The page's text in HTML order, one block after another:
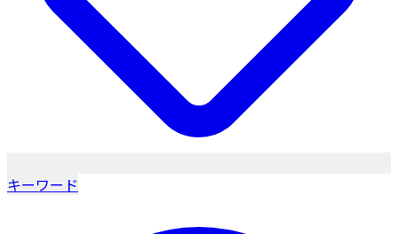
キーワード